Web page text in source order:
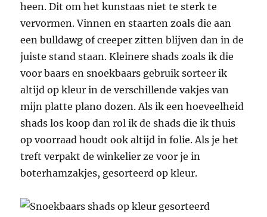
heen. Dit om het kunstaas niet te sterk te
vervormen. Vinnen en staarten zoals die aan
een bulldawg of creeper zitten blijven dan in de
juiste stand staan. Kleinere shads zoals ik die
voor baars en snoekbaars gebruik sorteer ik
altijd op kleur in de verschillende vakjes van
mijn platte plano dozen. Als ik een hoeveelheid
shads los koop dan rol ik de shads die ik thuis
op voorraad houdt ook altijd in folie. Als je het
treft verpakt de winkelier ze voor je in
boterhamzakjes, gesorteerd op kleur.